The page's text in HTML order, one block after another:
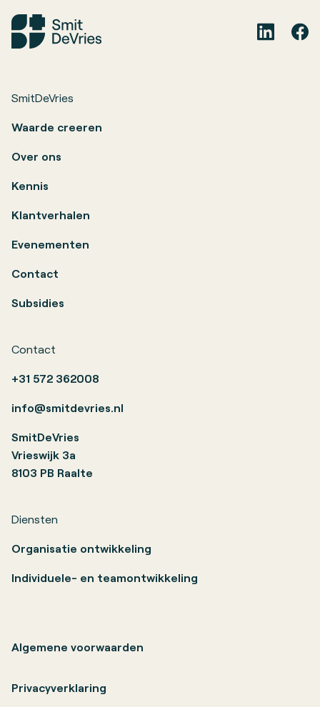
SmitDeVries
Waarde creeren
Over ons
Kennis
Klantverhalen
Evenementen
Contact
Subsidies
Diensten
Organisatie ontwikkeling
Individuele- en teamontwikkeling
Contact
+31 572 362008
info@smitdevries.nl
SmitDeVries
Vrieswijk 3a
8103 PB Raalte
Algemene voorwaarden
Privacyverklaring